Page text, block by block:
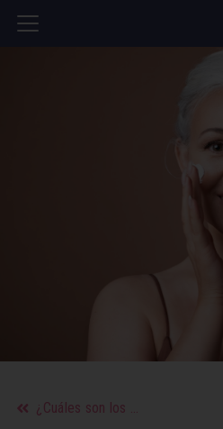
¿Cuáles son los mejores maquillajes hipoalergénicos?